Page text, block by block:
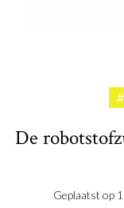
De
Geplaatst op